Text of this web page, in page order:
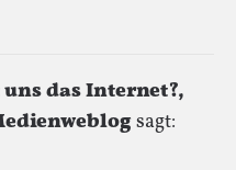
das Internet?,
sagt: